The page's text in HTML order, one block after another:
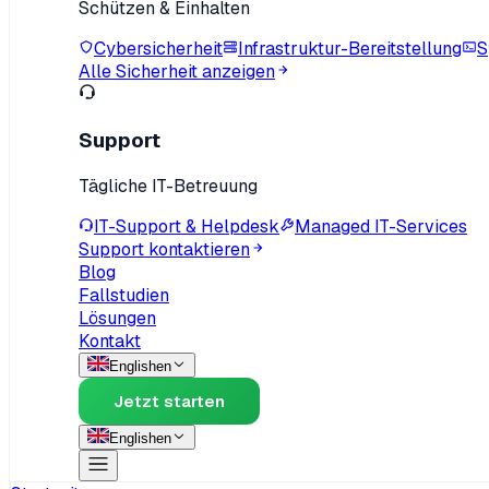
Schützen & Einhalten
Cybersicherheit
Infrastruktur-Bereitstellung
Alle Sicherheit anzeigen
Support
Tägliche IT-Betreuung
IT-Support & Helpdesk
Managed IT-Services
Support kontaktieren
Blog
Fallstudien
Lösungen
Kontakt
Englishen
Jetzt starten
Englishen